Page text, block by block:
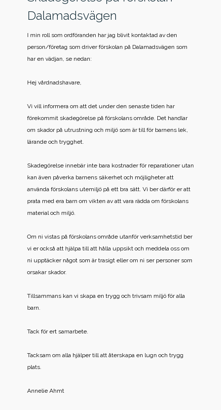
Dalamadsvägen
I min roll som ordföranden har jag blivit kontaktad av den
person/företag som driver förskolan på Dalamadsvägen som
har en vädjan, se nedan:
Hej vårdnadshavare,
Vi vill informera om att det under den senaste tiden har
förekommit skadegörelse på förskolans område. Det handlar
om skador på utrustning och miljö som är till för barnens lek,
lärande och trygghet.
Skadegörelse innebär inte bara kostnader för reparationer utan
kan även påverka barnens säkerhet och möjligheter att
använda förskolans utemiljö på ett bra sätt. Vi ber därför er att
prata med era barn om vikten av att vara rädda om förskolans
material och miljö.
Om ni vistas på förskolans område utanför verksamhetstid ber
vi er också att hjälpa till att hålla uppsikt och meddela oss om
ni upptäcker något som är trasigt eller om ni ser personer som
orsakar skador.
Tillsammans kan vi skapa en trygg och trivsam miljö för alla
barn.
Tack för ert samarbete.
Tacksam om alla hjälper till att återskapa en lugn och trygg
plats.
Annelie Ahmt